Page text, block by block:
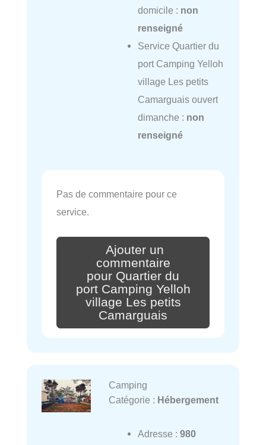
domicile : non
renseigné
Service Quartier du
port Camping Yelloh
village Les petits
Camarguais ouvert
dimanche : non
renseigné
Pas de commentaire pour ce
service.
Ajouter un
commentaire
pour Quartier du
port Camping Yelloh
village Les petits
Camarguais
Camping
Catégorie : Hébergement
Adresse : 980